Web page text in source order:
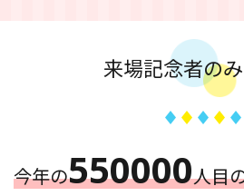
来場記念者の
今年の550000人目